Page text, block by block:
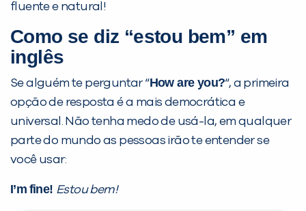
fluente e natural!
Como se diz “estou bem” em
inglês
Se alguém te perguntar “How are you?“, a primeira
opção de resposta é a mais democrática e
universal. Não tenha medo de usá-la, em qualquer
parte do mundo as pessoas irão te entender se
você usar:
I’m fine! Estou bem!
Você é aluno inFlux?
Sim Não